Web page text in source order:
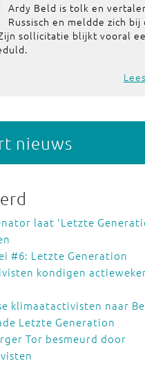
Ardy Beld is tolk en vertaler
Russisch en meldde zich bij
sollicitatie blijkt vooral
nieuws
laat 'Letzte
#6: Letzte Generation
kondigen
klimaatactivisten naar
Letzte Generation
Tor besmeurd door